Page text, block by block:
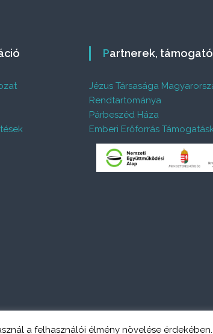
Partnerek,
Jézus Társasága
Rendtartománya
Párbeszéd Háza
Emberi Erőforrás
ThemeGrill. Powered by WordPress
a felhasználói élmény növelése érdekében.